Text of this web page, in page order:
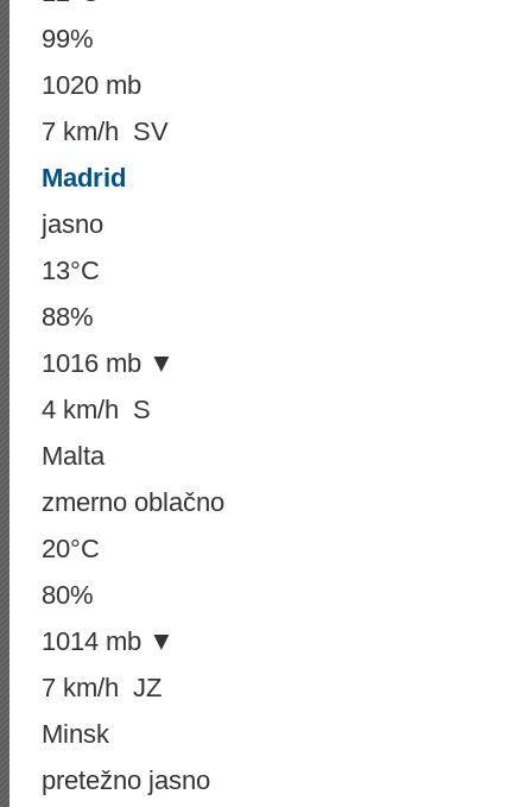
99%
1020 mb
7 km/h SV
Madrid
jasno
13°C
88%
1016 mb ▼
4 km/h S
Malta
zmerno oblačno
20°C
80%
1014 mb ▼
7 km/h JZ
Minsk
pretežno jasno